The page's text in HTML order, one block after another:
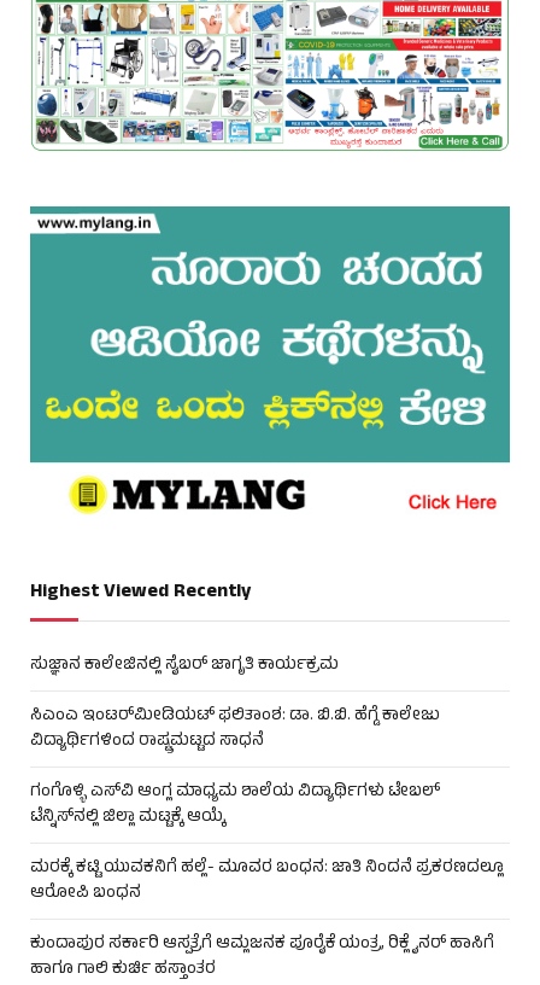
Highest Viewed Recently
ಸುಜ್ಞಾನ ಕಾಲೇಜಿನಲ್ಲಿ ಸೈಬರ್ ಜಾಗೃತಿ ಕಾರ್ಯಕ್ರಮ
ಸಿಎಂಎ ಇಂಟರ್‌ಮೀಡಿಯಟ್ ಫಲಿತಾಂಶ: ಡಾ. ಬಿ.ಬಿ. ಹೆಗ್ಡೆ ಕಾಲೇಜು
ವಿದ್ಯಾರ್ಥಿಗಳಿಂದ ರಾಷ್ಟ್ರಮಟ್ಟದ ಸಾಧನೆ
ಗಂಗೊಳ್ಳಿ ಎಸ್‌ವಿ ಆಂಗ್ಲ ಮಾಧ್ಯಮ ಶಾಲೆಯ ವಿದ್ಯಾರ್ಥಿಗಳು ಟೇಬಲ್‌
ಟೆನ್ನಿಸ್‌ನಲ್ಲಿ ಜಿಲ್ಲಾ ಮಟ್ಟಕ್ಕೆ ಆಯ್ಕೆ
ಮರಕ್ಕೆ ಕಟ್ಟಿ ಯುವಕನಿಗೆ ಹಲ್ಲೆ- ಮೂವರ ಬಂಧನ: ಜಾತಿ ನಿಂದನೆ ಪ್ರಕರಣದಲ್ಲೂ
ಆರೋಪಿ ಬಂಧನ
ಕುಂದಾಪುರ ಸರ್ಕಾರಿ ಆಸ್ಪತ್ರೆಗೆ ಆಮ್ಲಜನಕ ಪೂರೈಕೆ ಯಂತ್ರ, ರಿಕ್ಲೈನರ್ ಹಾಸಿಗೆ
ಹಾಗೂ ಗಾಲಿ ಕುರ್ಚಿ ಹಸ್ತಾಂತರ